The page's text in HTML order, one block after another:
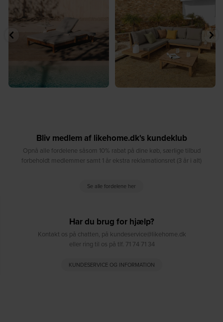
8 0 8 0
Bliv medlem af likehome.dk's kundeklub
Opnå alle fordelene såsom 10% rabat på dine køb, særlige tilbud
forbeholdt medlemmer samt 1 år ekstra reklamationsret (3 år i alt)
Se alle fordelene her
Har du brug for hjælp?
Kontakt os på chatten, på kundeservice@likehome.dk
eller ring til os på tlf. 71 74 71 34
KUNDESERVICE OG INFORMATION